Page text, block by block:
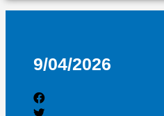
9/04/2026